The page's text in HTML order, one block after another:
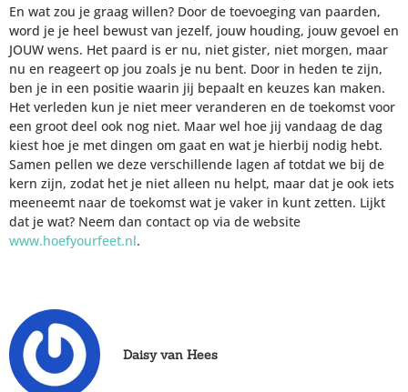
En wat zou je graag willen? Door de toevoeging van paarden,
word je je heel bewust van jezelf, jouw houding, jouw gevoel en
JOUW wens. Het paard is er nu, niet gister, niet morgen, maar
nu en reageert op jou zoals je nu bent. Door in heden te zijn,
ben je in een positie waarin jij bepaalt en keuzes kan maken.
Het verleden kun je niet meer veranderen en de toekomst voor
een groot deel ook nog niet. Maar wel hoe jij vandaag de dag
kiest hoe je met dingen om gaat en wat je hierbij nodig hebt.
Samen pellen we deze verschillende lagen af totdat we bij de
kern zijn, zodat het je niet alleen nu helpt, maar dat je ook iets
meeneemt naar de toekomst wat je vaker in kunt zetten. Lijkt
dat je wat? Neem dan contact op via de website
www.hoefyourfeet.nl.
Daisy van Hees